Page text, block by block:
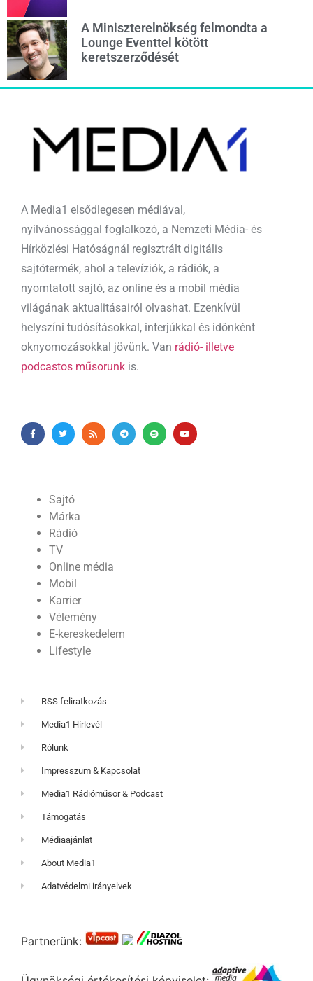
A Miniszterelnökség felmondta a
Lounge Eventtel kötött
keretszerződését
A Media1 elsődlegesen médiával,
nyilvánossággal foglalkozó, a Nemzeti Média- és
Hírközlési Hatóságnál regisztrált digitális
sajtótermék, ahol a televíziók, a rádiók, a
nyomtatott sajtó, az online és a mobil média
világának aktualitásairól olvashat. Ezenkívül
helyszíni tudósításokkal, interjúkkal és időnként
oknyomozásokkal jövünk. Van rádió- illetve
podcastos műsorunk is.
Sajtó
Márka
Rádió
TV
Online média
Mobil
Karrier
Vélemény
E-kereskedelem
Lifestyle
RSS feliratkozás
Media1 Hírlevél
Rólunk
Impresszum & Kapcsolat
Media1 Rádióműsor & Podcast
Támogatás
Médiaajánlat
About Media1
Adatvédelmi irányelvek
Partnerünk: